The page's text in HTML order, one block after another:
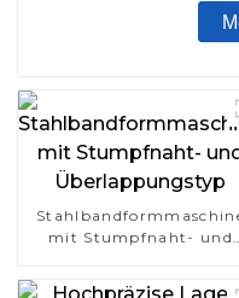
mit Stumpfnaht- und